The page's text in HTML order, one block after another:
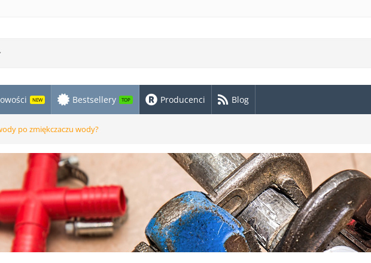
NEW Bestsellery TOP Producenci Blog
po zmiękczaczu wody?